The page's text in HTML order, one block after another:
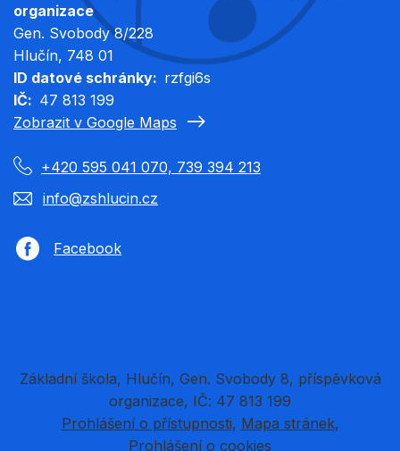
organizace
Gen. Svobody 8/228
Hlučín, 748 01
ID datové schránky
rzfgi6s
IČ
47 813 199
Zobrazit v Google Maps
+420 595 041 070, 739 394 213
info@zshlucin.cz
Facebook
Základní škola, Hlučín, Gen. Svobody 8, příspěvková
organizace, IČ: 47 813 199
Prohlášení o přístupnosti Mapa stránek
Prohlášení o cookies